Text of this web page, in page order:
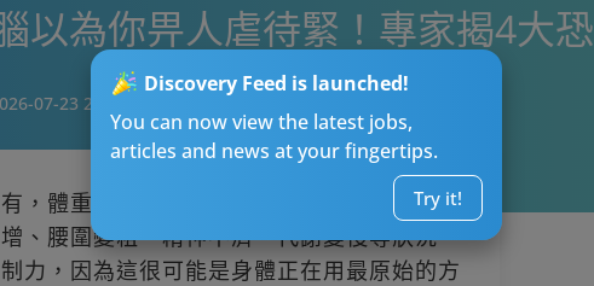
Discovery Feed is launched!
You can now view the latest jobs,
articles and news at your fingertips.
Try it!
以為你畀人虐待緊！專家揭4大
07-23 20:00
，體重卻依然不受控地往上升？許多上班族
、腰圍變粗、精神不濟、代謝變慢等狀況。
力，因為這很可能是身體正在用最原始的方